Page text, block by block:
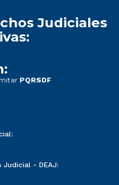
Judiciales
PQRSDF
Judicial - DEAJ: